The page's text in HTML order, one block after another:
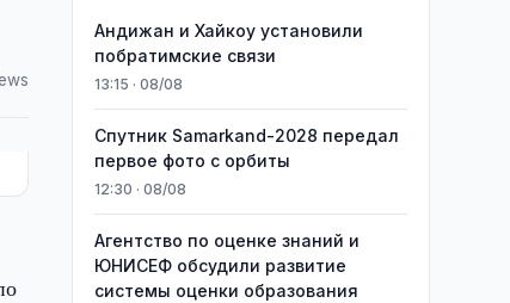
Андижан и Хайкоу установили
побратимские связи
13:15 · 08/08
Спутник Samarkand-2028 передал
первое фото с орбиты
12:30 · 08/08
Агентство по оценке знаний и
ЮНИСЕФ обсудили развитие
системы оценки образования